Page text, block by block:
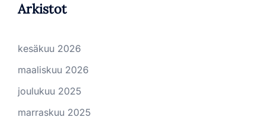
Arkistot
kesäkuu 2026
maaliskuu 2026
joulukuu 2025
marraskuu 2025